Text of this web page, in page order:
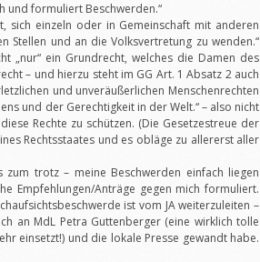
und formuliert Beschwerden.“
sich einzeln oder in Gemeinschaft mit anderen
Stellen und an die Volksvertretung zu wenden.“
„nur“ ein Grundrecht, welches die Damen des
– und hierzu steht im GG Art. 1 Absatz 2 auch
und unveräußerlichen Menschenrechten
und der Gerechtigkeit in der Welt.“ – also nicht
Rechte zu schützen. (Die Gesetzestreue der
Rechtsstaates und es obläge zu allererst aller
trotz – meine Beschwerden einfach liegen
Empfehlungen/Anträge gegen mich formuliert.
ist vom JA weiterzuleiten –
an MdL Petra Guttenberger (eine wirklich tolle
einsetzt!) und die lokale Presse gewandt habe.